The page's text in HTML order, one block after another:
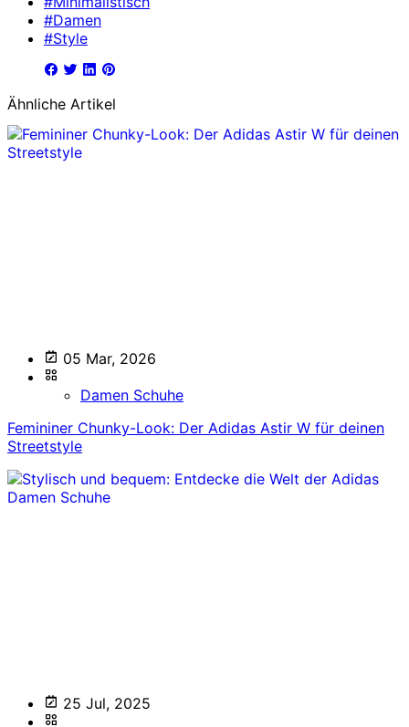
#Damen
#Style
Ähnliche Artikel
05 Mar, 2026
Damen Schuhe
Femininer Chunky-Look: Der Adidas Astir W für deinen
Streetstyle
25 Jul, 2025